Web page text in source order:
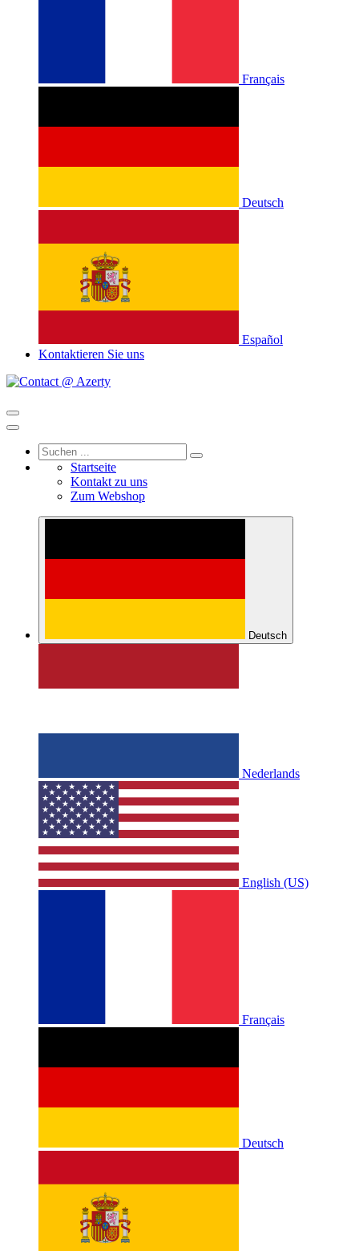
Français
Deutsch
Español
Kontaktieren Sie uns
Startseite
Kontakt zu uns
Zum Webshop
Deutsch
Nederlands
English (US)
Français
Deutsch